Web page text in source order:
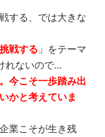
する、では大きな
戦する 」をテーマ
れないので…
今こそ一歩踏み出
かと考えていま
業こそが生き残